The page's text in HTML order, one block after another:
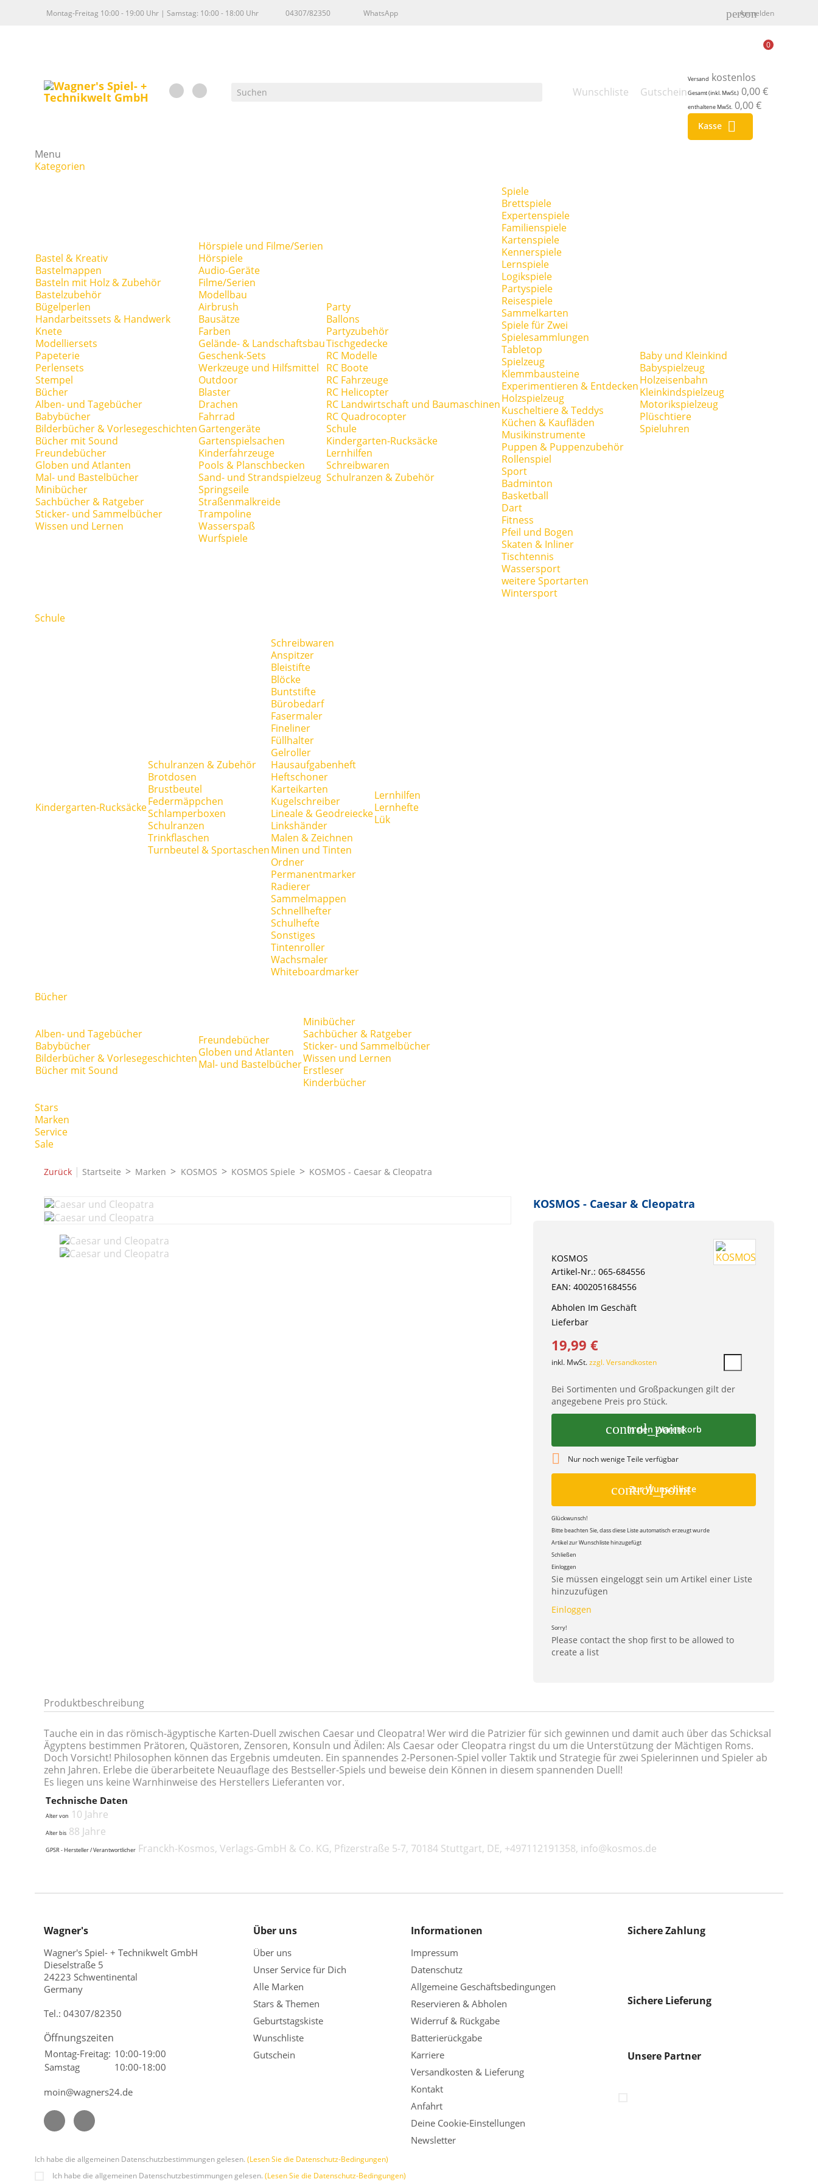
Montag-Freitag 10:00 - 19:00 Uhr | Samstag: 10:00 - 18:00 Uhr 04307/82350 WhatsApp person
Anmelden
Wunschliste Gutschein
0
Versand kostenlos
Gesamt (inkl. MwSt.) 0,00 €
enthaltene MwSt. 0,00 €
Kasse 
Menu
Kategorien
Bastel & Kreativ
Bastelmappen
Basteln mit Holz & Zubehör
Bastelzubehör
Bügelperlen
Handarbeitssets & Handwerk
Knete
Modelliersets
Papeterie
Perlensets
Stempel
Bücher
Alben- und Tagebücher
Babybücher
Bilderbücher & Vorlesegeschichten
Bücher mit Sound
Freundebücher
Globen und Atlanten
Mal- und Bastelbücher
Minibücher
Sachbücher & Ratgeber
Sticker- und Sammelbücher
Wissen und Lernen
Hörspiele und Filme/Serien
Hörspiele
Audio-Geräte
Filme/Serien
Modellbau
Airbrush
Bausätze
Farben
Gelände- & Landschaftsbau
Geschenk-Sets
Werkzeuge und Hilfsmittel
Outdoor
Blaster
Drachen
Fahrrad
Gartengeräte
Gartenspielsachen
Kinderfahrzeuge
Pools & Planschbecken
Sand- und Strandspielzeug
Springseile
Straßenmalkreide
Trampoline
Wasserspaß
Wurfspiele
Party
Ballons
Partyzubehör
Tischgedecke
RC Modelle
RC Boote
RC Fahrzeuge
RC Helicopter
RC Landwirtschaft und Baumaschinen
RC Quadrocopter
Schule
Kindergarten-Rucksäcke
Lernhilfen
Schreibwaren
Schulranzen & Zubehör
Spiele
Brettspiele
Expertenspiele
Familienspiele
Kartenspiele
Kennerspiele
Lernspiele
Logikspiele
Partyspiele
Reisespiele
Sammelkarten
Spiele für Zwei
Spielesammlungen
Tabletop
Spielzeug
Klemmbausteine
Experimentieren & Entdecken
Holzspielzeug
Kuscheltiere & Teddys
Küchen & Kaufläden
Musikinstrumente
Puppen & Puppenzubehör
Rollenspiel
Sport
Badminton
Basketball
Dart
Fitness
Pfeil und Bogen
Skaten & Inliner
Tischtennis
Wassersport
weitere Sportarten
Wintersport
Baby und Kleinkind
Babyspielzeug
Holzeisenbahn
Kleinkindspielzeug
Motorikspielzeug
Plüschtiere
Spieluhren
Schule
Kindergarten-Rucksäcke
Schulranzen & Zubehör
Brotdosen
Brustbeutel
Federmäppchen
Schlamperboxen
Schulranzen
Trinkflaschen
Turnbeutel & Sportaschen
Schreibwaren
Anspitzer
Bleistifte
Blöcke
Buntstifte
Bürobedarf
Fasermaler
Fineliner
Füllhalter
Gelroller
Hausaufgabenheft
Heftschoner
Karteikarten
Kugelschreiber
Lineale & Geodreiecke
Linkshänder
Malen & Zeichnen
Minen und Tinten
Ordner
Permanentmarker
Radierer
Sammelmappen
Schnellhefter
Schulhefte
Sonstiges
Tintenroller
Wachsmaler
Whiteboardmarker
Lernhilfen
Lernhefte
Lük
Bücher
Alben- und Tagebücher
Babybücher
Bilderbücher & Vorlesegeschichten
Bücher mit Sound
Freundebücher
Globen und Atlanten
Mal- und Bastelbücher
Minibücher
Sachbücher & Ratgeber
Sticker- und Sammelbücher
Wissen und Lernen
Erstleser
Kinderbücher
Stars
Marken
Service
Sale
Zurück | Startseite Marken KOSMOS KOSMOS Spiele KOSMOS - Caesar & Cleopatra
KOSMOS - Caesar & Cleopatra
KOSMOS
Artikel-Nr.: 065-684556
EAN: 4002051684556
Abholen Im Geschäft
Lieferbar
19,99 €
inkl. MwSt.zzgl. Versandkosten
Bei Sortimenten und Großpackungen gilt der
angegebene Preis pro Stück.
control_point
In den Warenkorb
 Nur noch wenige Teile verfügbar
control_point
Zur Wunschliste
Glückwunsch!
Bitte beachten Sie, dass diese Liste automatisch erzeugt wurde
Artikel zur Wunschliste hinzugefügt
Schließen
Einloggen
Sie müssen eingeloggt sein um Artikel einer Liste
hinzuzufügen
Einloggen
Sorry!
Please contact the shop first to be allowed to
create a list
Produktbeschreibung
Tauche ein in das römisch-ägyptische Karten-Duell zwischen Caesar und Cleopatra! Wer wird die Patrizier für sich gewinnen und damit auch über das Schicksal
Ägyptens bestimmen Prätoren, Quästoren, Zensoren, Konsuln und Ädilen: Als Caesar oder Cleopatra ringst du um die Unterstützung der Mächtigen Roms.
Doch Vorsicht! Philosophen können das Ergebnis umdeuten. Ein spannendes 2-Personen-Spiel voller Taktik und Strategie für zwei Spielerinnen und Spieler ab
zehn Jahren. Erlebe die überarbeitete Neuauflage des Bestseller-Spiels und beweise dein Können in diesem spannenden Duell!
Es liegen uns keine Warnhinweise des Herstellers Lieferanten vor.
Technische Daten
Alter von 10 Jahre
Alter bis 88 Jahre
GPSR - Hersteller / Verantwortlicher Franckh-Kosmos, Verlags-GmbH & Co. KG, Pfizerstraße 5-7, 70184 Stuttgart, DE, +497112191358, info@kosmos.de
Wagner's
Wagner's Spiel- + Technikwelt GmbH
Dieselstraße 5
24223 Schwentinental
Germany
Tel.: 04307/82350
Öffnungszeiten
Montag-Freitag: 10:00-19:00
Samstag
10:00-18:00
moin@wagners24.de
Über uns
Über uns
Unser Service für Dich
Alle Marken
Stars & Themen
Geburtstagskiste
Wunschliste
Gutschein
Informationen
Impressum
Datenschutz
Allgemeine Geschäftsbedingungen
Reservieren & Abholen
Widerruf & Rückgabe
Batterierückgabe
Karriere
Versandkosten & Lieferung
Kontakt
Anfahrt
Deine Cookie-Einstellungen
Newsletter
Sichere Zahlung
Sichere Lieferung
Unsere Partner
Ich habe die allgemeinen Datenschutzbestimmungen gelesen. (Lesen Sie die Datenschutz-Bedingungen)
Ich habe die allgemeinen Datenschutzbestimmungen gelesen. (Lesen Sie die Datenschutz-Bedingungen)